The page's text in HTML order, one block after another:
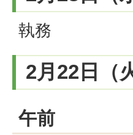
執務
2月22日（
午前